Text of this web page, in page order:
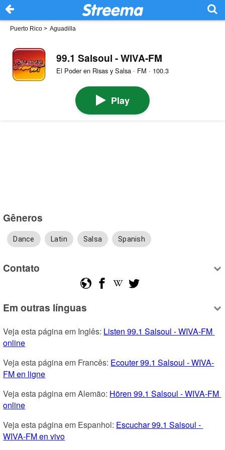
Puerto Rico > Aguadilla
99.1 Salsoul - WIVA-FM
El Poder en Risas y Salsa · FM · 100.3
Play
Gêneros
Dance Latin Salsa Spanish
Contato
Em outras línguas
Veja esta página em Inglês: Listen 99.1 Salsoul - WIVA-FM
online
Veja esta página em Francês: Ecouter 99.1 Salsoul - WIVA-
FM en ligne
Veja esta página em Alemão: Hören 99.1 Salsoul - WIVA-FM
online
Veja esta página em Espanhol: Escuchar 99.1 Salsoul -
WIVA-FM en vivo